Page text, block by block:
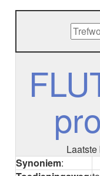
METHENAMINE
ADALIMUMAB
ADAPALEEN
ADAPALEEN /
ADENOSINE
AESCINE
AFATINIB
AFLIBERCEPT
AFLIBERCEPT
AGALSIDASE alfa
AGALSIDASE bèta
Synoniem: